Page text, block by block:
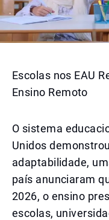
Escolas nos EAU
Ensino Remoto
O sistema
Unidos
adaptabilidade,
país anunciaram
2026, o ensino
escolas,